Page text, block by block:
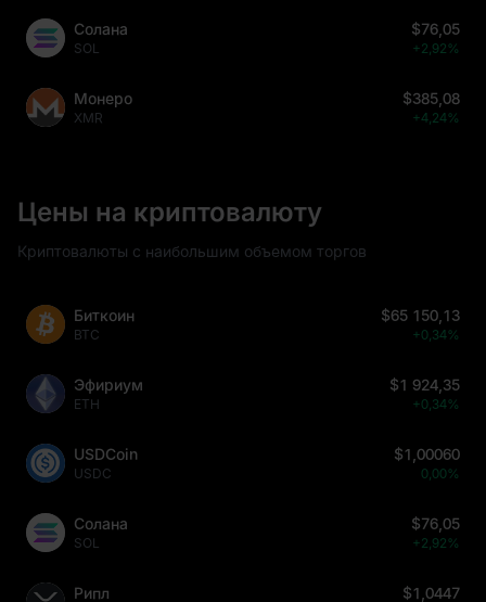
Солана
SOL
$76,05
+2,92%
Монеро
XMR
$385,08
+4,24%
Цены на криптовалюту
Криптовалюты с наибольшим объемом торгов
Биткоин
BTC
$65 150,13
+0,34%
Эфириум
ETH
$1 924,35
+0,34%
USDCoin
USDC
$1,00060
0,00%
Солана
SOL
$76,05
+2,92%
Рипл $1,0447